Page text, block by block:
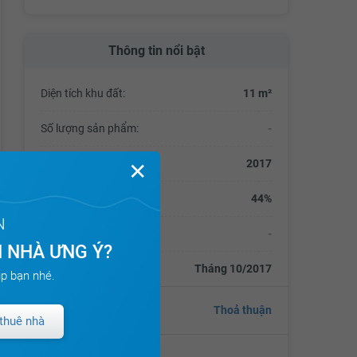
Thông tin nổi bật
Diện tích khu đất: 11 m²
Số lượng sản phẩm: -
Thời điểm hoàn thành: 2017
Mật độ xây dựng: 44%
-
Thời điểm bàn giao: Tháng 10/2017
Thoả thuận
✕
NHÀ ƯNG Ý?
bạn nhé.
nhà